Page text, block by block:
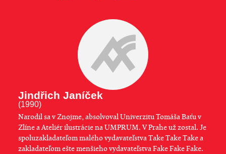
Jindřich Janíček
(1990)
​Narodil sa v Znojme, absolvoval Univerzitu Tomáša Baťu v
Zlíne a Ateliér ilustrácie na UMPRUM. V Prahe už zostal. Je
spoluzakladateľom malého vydavateľstva Take Take Take a
zakladateľom ešte menšieho vydavateľstva Fake Fake Fake.